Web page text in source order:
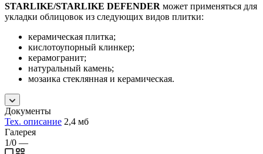
STARLIKE/STARLIKE DEFENDER может применяться для
укладки облицовок из следующих видов плитки:
керамическая плитка;
кислотоупорный клинкер;
керамогранит;
натуральный камень;
мозаика стеклянная и керамическая.
Документы
Тех. описание 2,4 мб
Галерея
1/0 —